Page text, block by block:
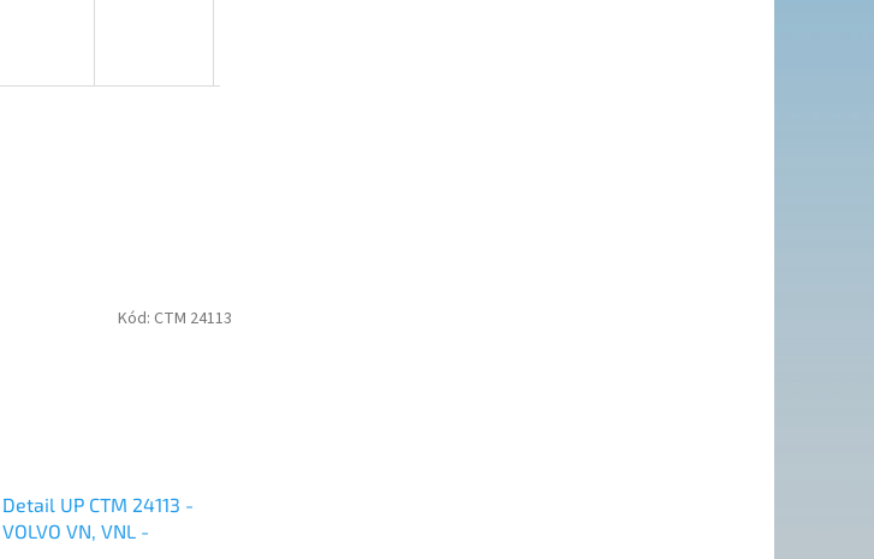
Detail UP CTM 24113 -
VOLVO VN, VNL -
Kód: CTM 24113